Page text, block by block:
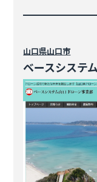
山口県山口市
ベースシステ